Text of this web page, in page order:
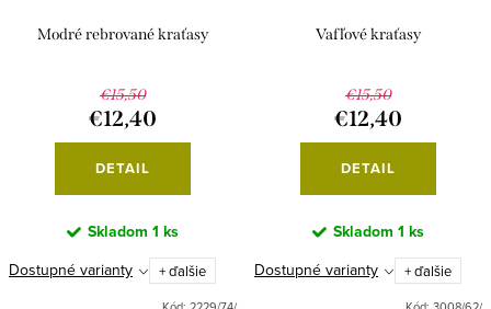
Modré rebrované kraťasy
€15,50
€12,40
DETAIL
Skladom 1 ks
Dostupné varianty + ďalšie
Vafľové kraťasy
€15,50
€12,40
DETAIL
Skladom 1 ks
Dostupné varianty + ďalšie